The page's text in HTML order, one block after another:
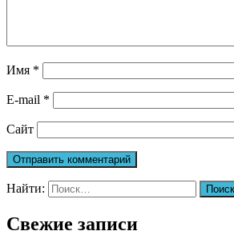
Имя *
E-mail *
Сайт
Найти:
Свежие записи